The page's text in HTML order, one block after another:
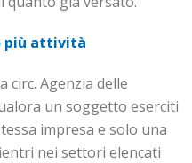
più attività
circ. Agenzia delle
un soggetto eserciti
impresa e solo una
nei settori elencati